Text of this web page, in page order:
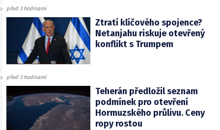
před 3 hodinami
Ztratí klíčového spojence?
Netanjahu riskuje otevřený
konflikt s Trumpem
před 3 hodinami
Teherán předložil seznam
podmínek pro otevření
Hormuzského průlivu. Ceny
ropy rostou